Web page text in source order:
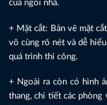
của ngôi nhà.
+ Mặt cắt: Bản vẽ mặt
vô cùng rõ nét và dễ
quá trình thi công.
+ Ngoài ra còn có hình
thang, chi tiết các phòng